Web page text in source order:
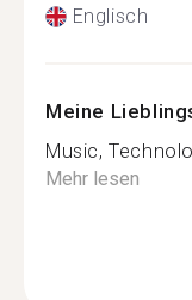
Englisch
Meine
Music,
Mehr lesen